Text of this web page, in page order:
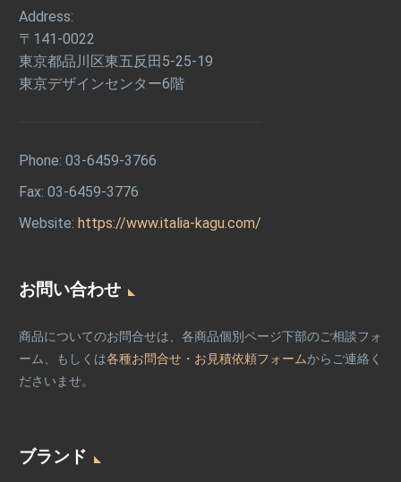
Address:
〒141-0022
東京都品川区東五反田5-25-19
東京デザインセンター6階
Phone: 03-6459-3766
Fax: 03-6459-3776
Website: https://www.italia-kagu.com/
お問い合わせ
商品についてのお問合せは、各商品個別ページ下部のご相談フォ
ーム、もしくは各種お問合せ・お見積依頼フォームからご連絡く
ださいませ。
ブランド